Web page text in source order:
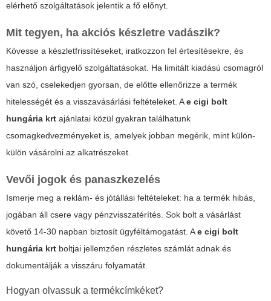
elérhető szolgáltatások jelentik a fő előnyt.
Mit tegyen, ha akciós készletre vadászik?
Kövesse a készletfrissítéseket, iratkozzon fel értesítésekre, és
használjon árfigyelő szolgáltatásokat. Ha limitált kiadású csomagról
van szó, cselekedjen gyorsan, de előtte ellenőrizze a termék
hitelességét és a visszavásárlási feltételeket. Ae cigi bolt
hungária krt ajánlatai közül gyakran találhatunk
csomagkedvezményeket is, amelyek jobban megérik, mint külön-
külön vásárolni az alkatrészeket.
Vevői jogok és panaszkezelés
Ismerje meg a reklám- és jótállási feltételeket: ha a termék hibás,
jogában áll csere vagy pénzvisszatérítés. Sok bolt a vásárlást
követő 14-30 napban biztosít ügyféltámogatást. Ae cigi bolt
hungária krt boltjai jellemzően részletes számlát adnak és
dokumentálják a visszáru folyamatát.
Hogyan olvassuk a termékcímkéket?